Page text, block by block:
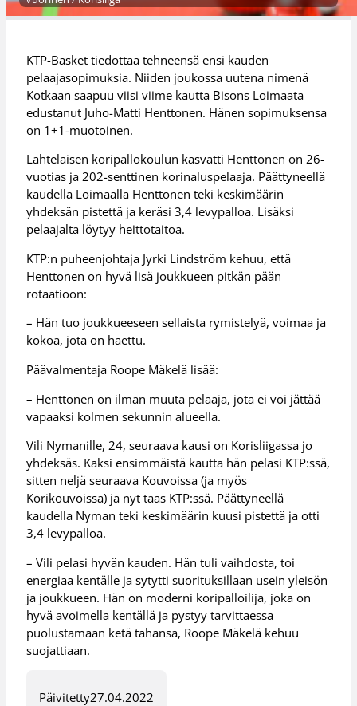
KTP-Basket tiedottaa tehneensä ensi kauden
pelaajasopimuksia. Niiden joukossa uutena nimenä
Kotkaan saapuu viisi viime kautta Bisons Loimaata
edustanut Juho-Matti Henttonen. Hänen sopimuksensa
on 1+1-muotoinen.
Lahtelaisen koripallokoulun kasvatti Henttonen on 26-
vuotias ja 202-senttinen korinaluspelaaja. Päättyneellä
kaudella Loimaalla Henttonen teki keskimäärin
yhdeksän pistettä ja keräsi 3,4 levypalloa. Lisäksi
pelaajalta löytyy heittotaitoa.
KTP:n puheenjohtaja Jyrki Lindström kehuu, että
Henttonen on hyvä lisä joukkueen pitkän pään
rotaatioon:
– Hän tuo joukkueeseen sellaista rymistelyä, voimaa ja
kokoa, jota on haettu.
Päävalmentaja Roope Mäkelä lisää:
– Henttonen on ilman muuta pelaaja, jota ei voi jättää
vapaaksi kolmen sekunnin alueella.
Vili Nymanille, 24, seuraava kausi on Korisliigassa jo
yhdeksäs. Kaksi ensimmäistä kautta hän pelasi KTP:ssä,
sitten neljä seuraava Kouvoissa (ja myös
Korikouvoissa) ja nyt taas KTP:ssä. Päättyneellä
kaudella Nyman teki keskimäärin kuusi pistettä ja otti
3,4 levypalloa.
– Vili pelasi hyvän kauden. Hän tuli vaihdosta, toi
energiaa kentälle ja sytytti suorituksillaan usein yleisön
ja joukkueen. Hän on moderni koripalloilija, joka on
hyvä avoimella kentällä ja pystyy tarvittaessa
puolustamaan ketä tahansa, Roope Mäkelä kehuu
suojattiaan.
Päivitetty27.04.2022